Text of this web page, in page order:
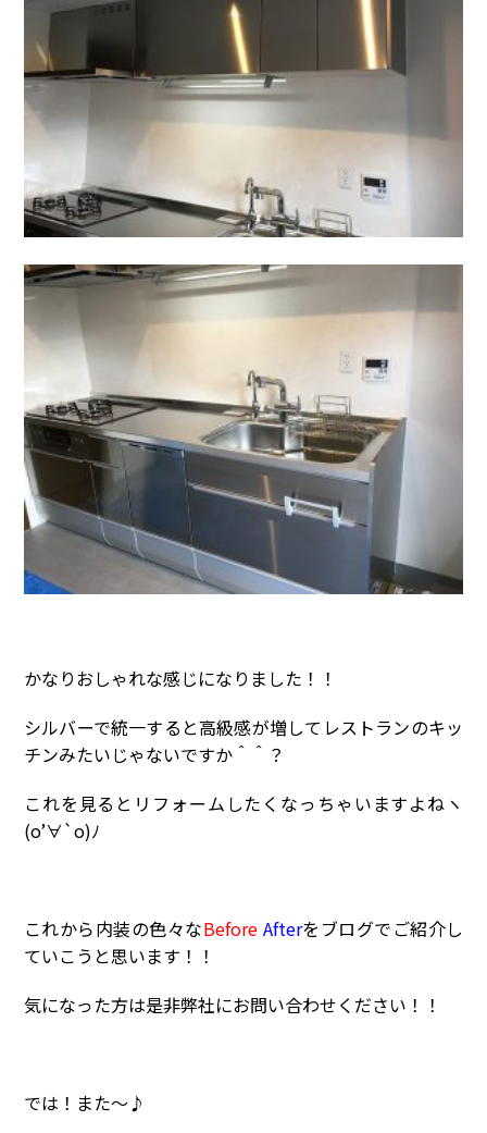
かなりおしゃれな感じになりました！！
シルバーで統一すると高級感が増してレストランのキッ
チンみたいじゃないですか＾＾？
これを見るとリフォームしたくなっちゃいますよねヽ
(o’∀`o)ﾉ
これから内装の色々なBefore Afterをブログでご紹介し
ていこうと思います！！
気になった方は是非弊社にお問い合わせください！！
では！また～♪